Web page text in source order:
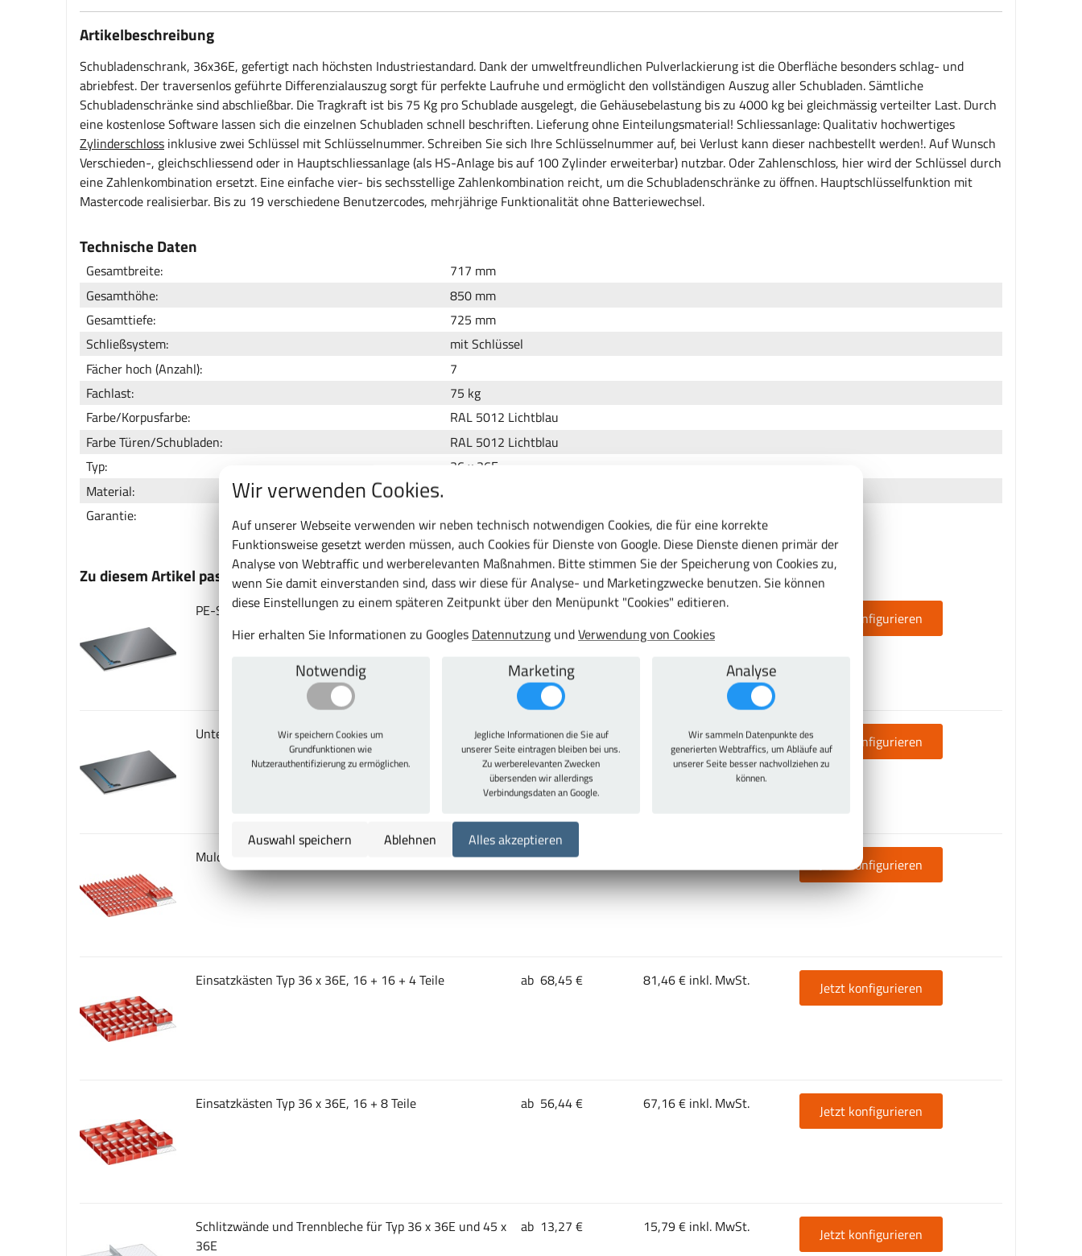
Artikelbeschreibung
Schubladenschrank, 36x36E, gefertigt nach höchsten Industriestandard. Dank der umweltfreundlichen Pulverlackierung ist die Oberfläche besonders schlag- und
abriebfest. Der traversenlos geführte Differenzialauszug sorgt für perfekte Laufruhe und ermöglicht den vollständigen Auszug aller Schubladen. Sämtliche
Schubladenschränke sind abschließbar. Die Tragkraft ist bis 75 Kg pro Schublade ausgelegt, die Gehäusebelastung bis zu 4000 kg bei gleichmässig verteilter Last. Durch
eine kostenlose Software lassen sich die einzelnen Schubladen schnell beschriften. Lieferung ohne Einteilungsmaterial! Schliessanlage: Qualitativ hochwertiges
Zylinderschloss inklusive zwei Schlüssel mit Schlüsselnummer. Schreiben Sie sich Ihre Schlüsselnummer auf, bei Verlust kann dieser nachbestellt werden!. Auf Wunsch
Verschieden-, gleichschliessend oder in Hauptschliessanlage (als HS-Anlage bis auf 100 Zylinder erweiterbar) nutzbar. Oder Zahlenschloss, hier wird der Schlüssel durch
eine Zahlenkombination ersetzt. Eine einfache vier- bis sechsstellige Zahlenkombination reicht, um die Schubladenschränke zu öffnen. Hauptschlüsselfunktion mit
Mastercode realisierbar. Bis zu 19 verschiedene Benutzercodes, mehrjährige Funktionalität ohne Batteriewechsel.
Technische Daten
Gesamtbreite:
717 mm
Gesamthöhe:
850 mm
Gesamttiefe:
725 mm
Schließsystem:
mit Schlüssel
Fächer hoch (Anzahl):
7
Fachlast:
75 kg
Farbe/Korpusfarbe:
RAL 5012 Lichtblau
Farbe Türen/Schubladen:
RAL 5012 Lichtblau
Typ:
36 x 36E
Material:
Garantie:
10 Jahre
Zu diesem Artikel passt auch
PE-Schaumstoffeinlagen blanko ab 32,27 € 38,40 € inkl. MwSt. Jetzt konfigurieren
Unterlage blau für PE-Schaumstoffeinlagen ab 21,79 € 25,93 € inkl. MwSt. Jetzt konfigurieren
Mulden für Fronthöhe 50 mm, Typ 36 x 36E ab 75,43 € Jetzt konfigurieren
Einsatzkästen Typ 36 x 36E, 16 + 16 + 4 Teile ab 68,45 € 81,46 € inkl. MwSt. Jetzt konfigurieren
Einsatzkästen Typ 36 x 36E, 16 + 8 Teile ab 56,44 € 67,16 € inkl. MwSt. Jetzt konfigurieren
Schlitzwände und Trennbleche für Typ 36 x 36E und 45 x
36E
ab 13,27 € 15,79 € inkl. MwSt. Jetzt konfigurieren
Wir verwenden Cookies.
Auf unserer Webseite verwenden wir neben technisch notwendigen Cookies, die für eine korrekte
Funktionsweise gesetzt werden müssen, auch Cookies für Dienste von Google. Diese Dienste dienen primär der
Analyse von Webtraffic und werberelevanten Maßnahmen. Bitte stimmen Sie der Speicherung von Cookies zu,
wenn Sie damit einverstanden sind, dass wir diese für Analyse- und Marketingzwecke benutzen. Sie können
diese Einstellungen zu einem späteren Zeitpunkt über den Menüpunkt "Cookies" editieren.
Hier erhalten Sie Informationen zu Googles Datennutzung undVerwendung von Cookies
Notwendig
Wir speichern Cookies um
Grundfunktionen wie
Nutzerauthentifizierung zu ermöglichen.
Marketing
Jegliche Informationen die Sie auf
unserer Seite eintragen bleiben bei uns.
Zu werberelevanten Zwecken
übersenden wir allerdings
Verbindungsdaten an Google.
Analyse
Wir sammeln Datenpunkte des
generierten Webtraffics, um Abläufe auf
unserer Seite besser nachvollziehen zu
können.
Auswahl speichern Ablehnen Alles akzeptieren